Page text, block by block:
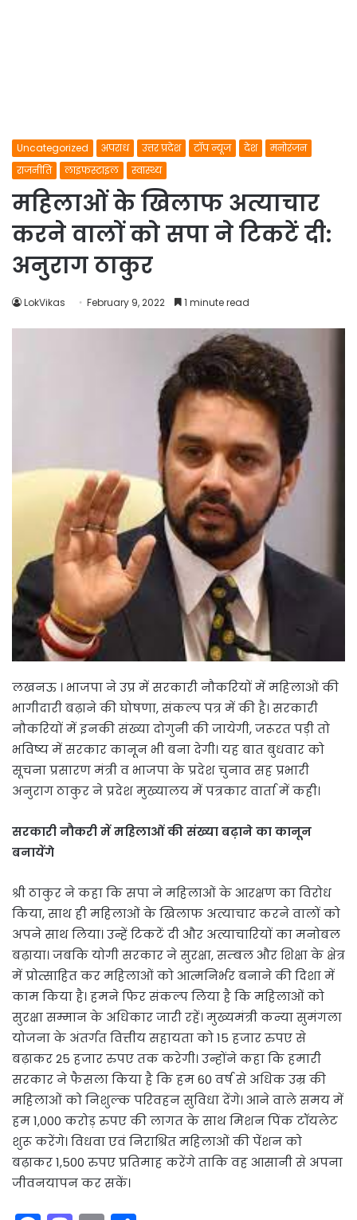
Uncategorized अपराध उत्तर प्रदेश टॉप न्यूज देश
मनोरंजन
राजनीति
लाइफस्टाइल स्वास्थ्य
महिलाओं के खिलाफ अत्याचार
करने वालों को सपा ने टिकटें दी:
अनुराग ठाकुर
LokVikas February 9, 2022 1 minute read
लखनऊ । भाजपा ने उप्र में सरकारी नौकरियों में महिलाओं की
भागीदारी बढ़ाने की घोषणा, संकल्प पत्र में की है। सरकारी
नौकरियों में इनकी संख्या दोगुनी की जायेगी, जरूरत पड़ी तो
भविष्य में सरकार कानून भी बना देगी। यह बात बुधवार को
सूचना प्रसारण मंत्री व भाजपा के प्रदेश चुनाव सह प्रभारी
अनुराग ठाकुर ने प्रदेश मुख्यालय में पत्रकार वार्ता में कही।
सरकारी नौकरी में महिलाओं की संख्या बढ़ाने का कानून
बनायेंगे
श्री ठाकुर ने कहा कि सपा ने महिलाओं के आरक्षण का विरोध
किया, साथ ही महिलाओं के खिलाफ अत्याचार करने वालों को
अपने साथ लिया। उन्हें टिकटें दी और अत्याचारियों का मनोबल
बढ़ाया। जबकि योगी सरकार ने सुरक्षा, सम्बल और शिक्षा के क्षेत्र
में प्रोत्साहित कर महिलाओं को आत्मनिर्भर बनाने की दिशा में
काम किया है। हमने फिर संकल्प लिया है कि महिलाओं को
सुरक्षा सम्मान के अधिकार जारी रहें। मुख्यमंत्री कन्या सुमंगला
योजना के अंतर्गत वित्तीय सहायता को 15 हजार रुपए से
बढ़ाकर 25 हजार रुपए तक करेगी। उन्होंने कहा कि हमारी
सरकार ने फैसला किया है कि हम 60 वर्ष से अधिक उम्र की
महिलाओं को निशुल्क परिवहन सुविधा देंगे। आने वाले समय में
हम 1,000 करोड़ रुपए की लागत के साथ मिशन पिंक टॉयलेट
शुरू करेंगे। विधवा एवं निराश्रित महिलाओं की पेंशन को
बढ़ाकर 1,500 रुपए प्रतिमाह करेंगे ताकि वह आसानी से अपना
जीवनयापन कर सकें।